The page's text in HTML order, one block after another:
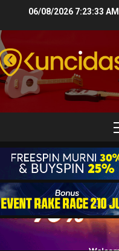
06/08/2026 7:23:34 AM